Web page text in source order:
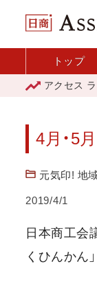
トップ
アクセス
「青森市プレミ
4月・5
元気印! 地
2019/4/1
日本商工会
くひんかん